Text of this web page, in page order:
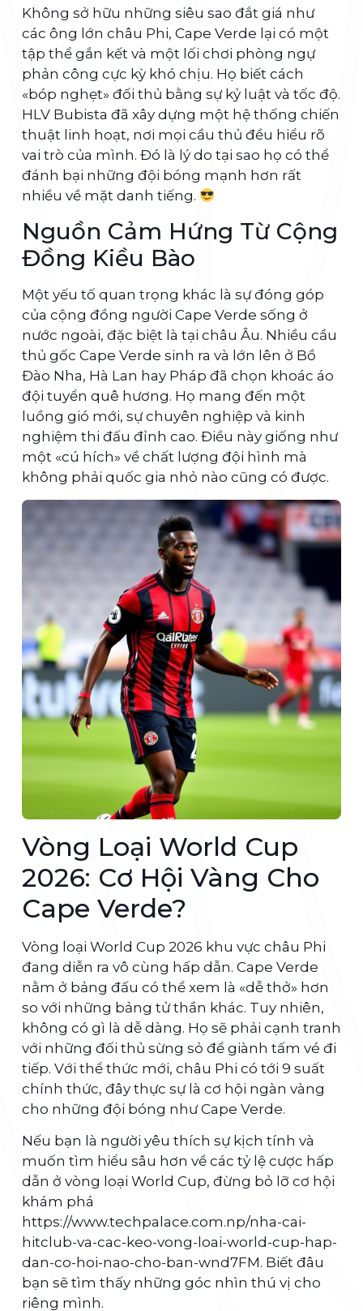
Không sở hữu những siêu sao đắt giá như
các ông lớn châu Phi, Cape Verde lại có một
tập thể gắn kết và một lối chơi phòng ngự
phản công cực kỳ khó chịu. Họ biết cách
«bóp nghẹt» đối thủ bằng sự kỷ luật và tốc độ.
HLV Bubista đã xây dựng một hệ thống chiến
thuật linh hoạt, nơi mọi cầu thủ đều hiểu rõ
vai trò của mình. Đó là lý do tại sao họ có thể
đánh bại những đội bóng mạnh hơn rất
nhiều về mặt danh tiếng.
Nguồn Cảm Hứng Từ Cộng
Đồng Kiều Bào
Một yếu tố quan trọng khác là sự đóng góp
của cộng đồng người Cape Verde sống ở
nước ngoài, đặc biệt là tại châu Âu. Nhiều cầu
thủ gốc Cape Verde sinh ra và lớn lên ở Bồ
Đào Nha, Hà Lan hay Pháp đã chọn khoác áo
đội tuyển quê hương. Họ mang đến một
luồng gió mới, sự chuyên nghiệp và kinh
nghiệm thi đấu đỉnh cao. Điều này giống như
một «cú hích» về chất lượng đội hình mà
không phải quốc gia nhỏ nào cũng có được.
Vòng Loại World Cup
2026: Cơ Hội Vàng Cho
Cape Verde?
Vòng loại World Cup 2026 khu vực châu Phi
đang diễn ra vô cùng hấp dẫn. Cape Verde
nằm ở bảng đấu có thể xem là «dễ thở» hơn
so với những bảng tử thần khác. Tuy nhiên,
không có gì là dễ dàng. Họ sẽ phải cạnh tranh
với những đối thủ sừng sỏ để giành tấm vé đi
tiếp. Với thể thức mới, châu Phi có tới 9 suất
chính thức, đây thực sự là cơ hội ngàn vàng
cho những đội bóng như Cape Verde.
Nếu bạn là người yêu thích sự kịch tính và
muốn tìm hiểu sâu hơn về các tỷ lệ cược hấp
dẫn ở vòng loại World Cup, đừng bỏ lỡ cơ hội
khám phá
https://www.techpalace.com.np/nha-cai-
hitclub-va-cac-keo-vong-loai-world-cup-hap-
dan-co-hoi-nao-cho-ban-wnd7FM. Biết đâu
bạn sẽ tìm thấy những góc nhìn thú vị cho
riêng mình.